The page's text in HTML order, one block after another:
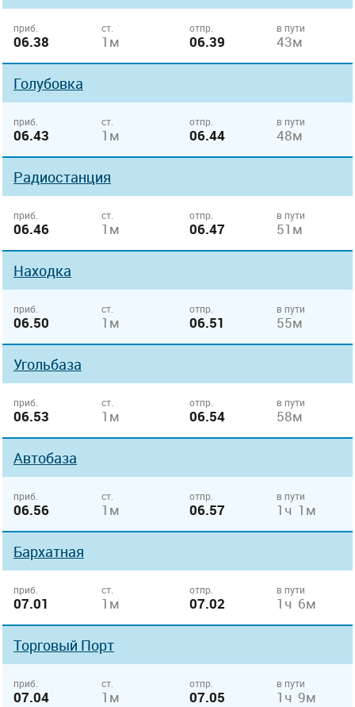
приб.
06.38
ст.
1м
отпр.
06.39
в пути
43м
Голубовка
приб.
06.43
ст.
1м
отпр.
06.44
в пути
48м
Радиостанция
приб.
06.46
ст.
1м
отпр.
06.47
в пути
51м
Находка
приб.
06.50
ст.
1м
отпр.
06.51
в пути
55м
Угольбаза
приб.
06.53
ст.
1м
отпр.
06.54
в пути
58м
Автобаза
приб.
06.56
ст.
1м
отпр.
06.57
в пути
1ч 1м
Бархатная
приб.
07.01
ст.
1м
отпр.
07.02
в пути
1ч 6м
Торговый Порт
приб.
07.04
ст.
1м
отпр.
07.05
в пути
1ч 9м